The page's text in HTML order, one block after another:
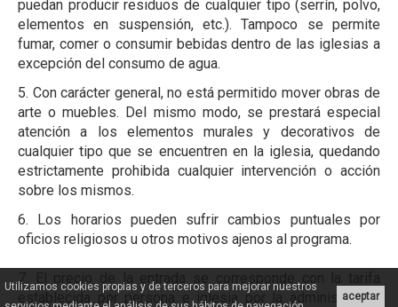
puedan producir residuos de cualquier tipo (serrín, polvo,
elementos en suspensión, etc.). Tampoco se permite
fumar, comer o consumir bebidas dentro de las iglesias a
excepción del consumo de agua.
5. Con carácter general, no está permitido mover obras de
arte o muebles. Del mismo modo, se prestará especial
atención a los elementos murales y decorativos de
cualquier tipo que se encuentren en la iglesia, quedando
estrictamente prohibida cualquier intervención o acción
sobre los mismos.
6. Los horarios pueden sufrir cambios puntuales por
oficios religiosos u otros motivos ajenos al programa.
7. El precio de la entrada se corresponde con la tarifa
establecida por persona e iglesia por la administración
aceptar
Utilizamos cookies propias y de terceros para mejorar nuestros